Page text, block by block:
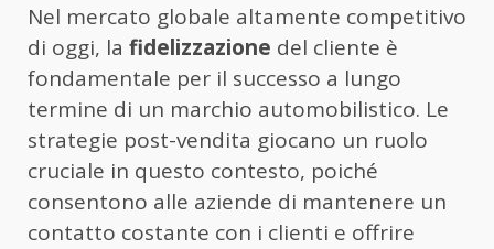
Nel mercato globale altamente competitivo
di oggi, la fidelizzazione del cliente è
fondamentale per il successo a lungo
termine di un marchio automobilistico. Le
strategie post-vendita giocano un ruolo
cruciale in questo contesto, poiché
consentono alle aziende di mantenere un
contatto costante con i clienti e offrire